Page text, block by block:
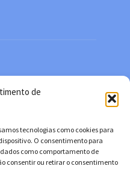
de
tecnologias como cookies para
O consentimento para
como comportamento de
consentir ou retirar o consentimento